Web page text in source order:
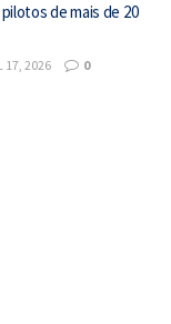
de mais de 20
17, 2026 0